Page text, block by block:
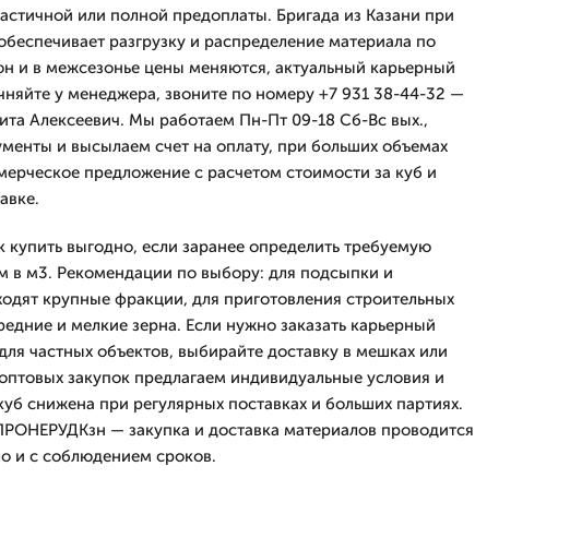
или полной предоплаты. Бригада из Казани при
разгрузку и распределение материала по
и в межсезонье цены меняются, актуальный карьерный
у менеджера, звоните по номеру +7 931 38-44-32 —
Алексеевич. Мы работаем Пн-Пт 09-18 Сб-Вс вых.,
и высылаем счет на оплату, при больших объемах
предложение с расчетом стоимости за куб и
купить выгодно, если заранее определить требуемую
в м3. Рекомендации по выбору: для подсыпки и
крупные фракции, для приготовления строительных
и мелкие зерна. Если нужно заказать карьерный
частных объектов, выбирайте доставку в мешках или
закупок предлагаем индивидуальные условия и
снижена при регулярных поставках и больших партиях.
— закупка и доставка материалов проводится
и с соблюдением сроков.